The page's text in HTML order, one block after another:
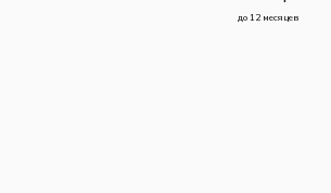
до 12 месяцев